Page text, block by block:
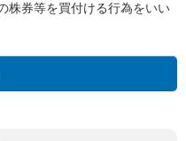
株券等を買付ける行為をいい